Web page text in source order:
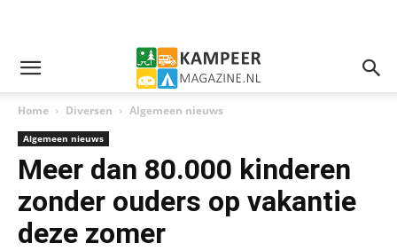
Home Diversen Algemeen nieuws
Algemeen nieuws
Meer dan 80.000 kinderen
zonder ouders op vakantie
deze zomer